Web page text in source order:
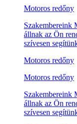
Motoros redőny
Szakembereink
állnak az Ön
szívesen
Motoros redőny
Motoros redőny
Szakembereink
állnak az Ön
szívesen